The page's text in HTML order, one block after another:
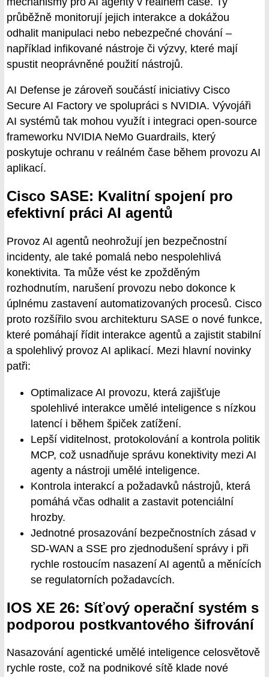
průběžně monitorují jejich interakce a dokážou
odhalit manipulaci nebo nebezpečné chování –
například infikované nástroje či výzvy, které mají
spustit neoprávněné použití nástrojů.
AI Defense je zároveň součástí iniciativy Cisco
Secure AI Factory ve spolupráci s NVIDIA. Vývojáři
AI systémů tak mohou využít i integraci open-source
frameworku NVIDIA NeMo Guardrails, který
poskytuje ochranu v reálném čase během provozu AI
aplikací.
Cisco SASE: Kvalitní spojení pro
efektivní práci AI agentů
Provoz AI agentů neohrožují jen bezpečnostní
incidenty, ale také pomalá nebo nespolehlivá
konektivita. Ta může vést ke zpožděným
rozhodnutím, narušení provozu nebo dokonce k
úplnému zastavení automatizovaných procesů. Cisco
proto rozšířilo svou architekturu SASE o nové funkce,
které pomáhají řídit interakce agentů a zajistit stabilní
a spolehlivý provoz AI aplikací. Mezi hlavní novinky
patři:
Optimalizace AI provozu, která zajišťuje
spolehlivé interakce umělé inteligence s nízkou
latencí i během špiček zatížení.
Lepší viditelnost, protokolování a kontrola politik
MCP, což usnadňuje správu konektivity mezi AI
agenty a nástroji umělé inteligence.
Kontrola interakcí a požadavků nástrojů, která
pomáhá včas odhalit a zastavit potenciální
hrozby.
Jednotné prosazování bezpečnostních zásad v
SD-WAN a SSE pro zjednodušení správy i při
rychle rostoucím nasazení AI agentů a měnících
se regulatorních požadavcích.
IOS XE 26: Síťový operační systém s
podporou postkvantového šifrování
Nasazování agentické umělé inteligence celosvětově
rychle roste, což na podnikové sítě klade nové